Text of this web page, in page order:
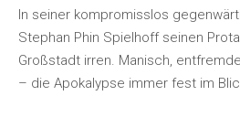
In seiner kompromisslos
Stephan Phin Spielhoff seinen
Großstadt irren. Manisch,
– die Apokalypse immer fest im